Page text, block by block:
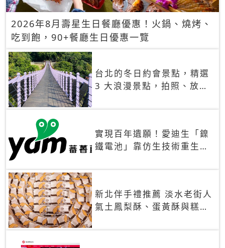
2026年8月壽星生日餐廳優惠！火鍋、燒烤、
吃到飽，90+餐廳生日優惠一覽
台北的冬日約會景點，精選
3 大浪漫景點，拍照、放閃
實現百年遺願！愛迪生「鎳
鐵電池」靠仿生技術重生
30年
新北伴手禮推薦 淡水老街人
氣土鳳梨酥、蛋黃酥與糕餅